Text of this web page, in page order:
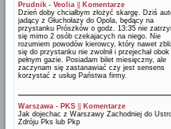
Prudnik - Veolia
Komentarze
Dzień doby chciałbym złożyć skargę. Dziś
jadący z Głuchołazy do Opola, będący na
przystanku Prószków o godz. 13:35 nie
się mimo 2 osób czekajacych na niego. Nie
rozumiem powodów kierowcy, który nawet
się do przystanku nie zwolnił i przejechał obok
pełnym gazie. Posiadam bilet miesięczny, ale
zaczynam się zastanawiać czy jest sensens
korzystać z usług Państwa firmy.
Warszawa - PKS
Komentarze
Jak dojechac z Warszawy Zachodniej do
Zdróju Pks lub Pkp